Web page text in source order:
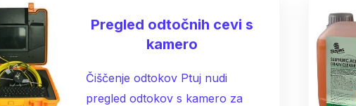
Pregled odtočnih cevi s
kamero
Čiščenje odtokov Ptuj nudi
pregled odtokov s kamero za